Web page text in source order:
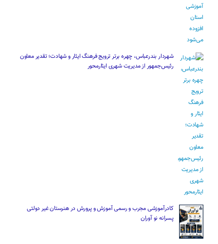
شهردار بندرعباس، چهره برتر ترویج فرهنگ ایثار و شهادت؛ تقدیر معاون
رئیس‌جمهور از مدیریت شهری ایثارمحور
کادرآموزشی مجرب و رسمی آموزش و پرورش در هنرستان غیر دولتی
پسرانه نو آوران